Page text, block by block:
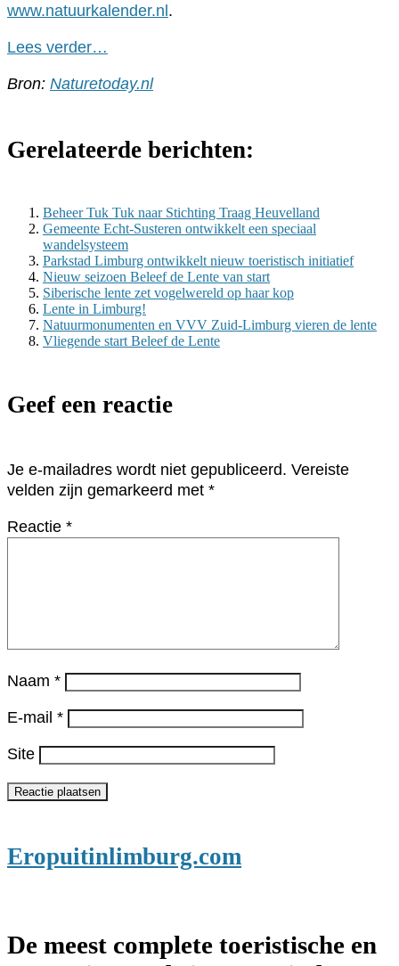
www.natuurkalender.nl.
Lees verder…
Bron: Naturetoday.nl
Gerelateerde berichten:
Beheer Tuk Tuk naar Stichting Traag Heuvelland
Gemeente Echt-Susteren ontwikkelt een speciaal
wandelsysteem
Parkstad Limburg ontwikkelt nieuw toeristisch initiatief
Nieuw seizoen Beleef de Lente van start
Siberische lente zet vogelwereld op haar kop
Lente in Limburg!
Natuurmonumenten en VVV Zuid-Limburg vieren de lente
Vliegende start Beleef de Lente
Geef een reactie
Je e-mailadres wordt niet gepubliceerd. Vereiste
velden zijn gemarkeerd met *
Reactie *
Naam *
E-mail *
Site
Eropuitinlimburg.com
De meest complete toeristische en